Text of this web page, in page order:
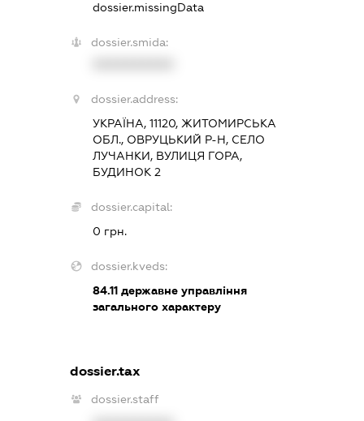
dossier.missingData
dossier.smida:
dossier.address:
УКРАЇНА, 11120, ЖИТОМИРСЬКА
ОБЛ., ОВРУЦЬКИЙ Р-Н, СЕЛО
ЛУЧАНКИ, ВУЛИЦЯ ГОРА,
БУДИНОК 2
dossier.capital:
0 грн.
dossier.kveds:
84.11 державне управління
загального характеру
dossier.tax
dossier.staff